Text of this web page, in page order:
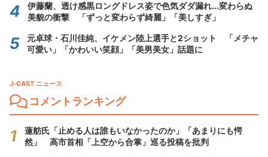
伊藤蘭、透け感黒ロングドレス姿で色気ダダ漏れ...変わらぬ
美貌の衝撃 「ずっと変わらず綺麗」「美しすぎ」
元卓球・石川佳純、イケメン陸上選手と2ショット 「メチャ
可愛い」「かわいい笑顔」「美男美女」話題に
J-CAST ニュース
コメントランキング
蓮舫氏「止める人は誰もいなかったのか」「あまりにも愕
然」 高市首相「上空から合掌」巡る投稿を批判